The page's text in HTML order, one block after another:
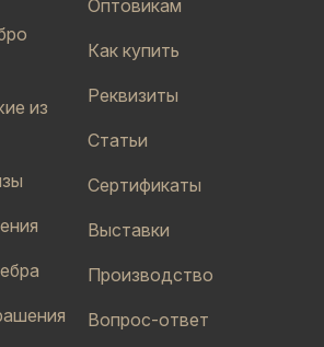
из
Оптовикам
Как купить
Реквизиты
Статьи
Сертификаты
Выставки
Производство
Вопрос-ответ